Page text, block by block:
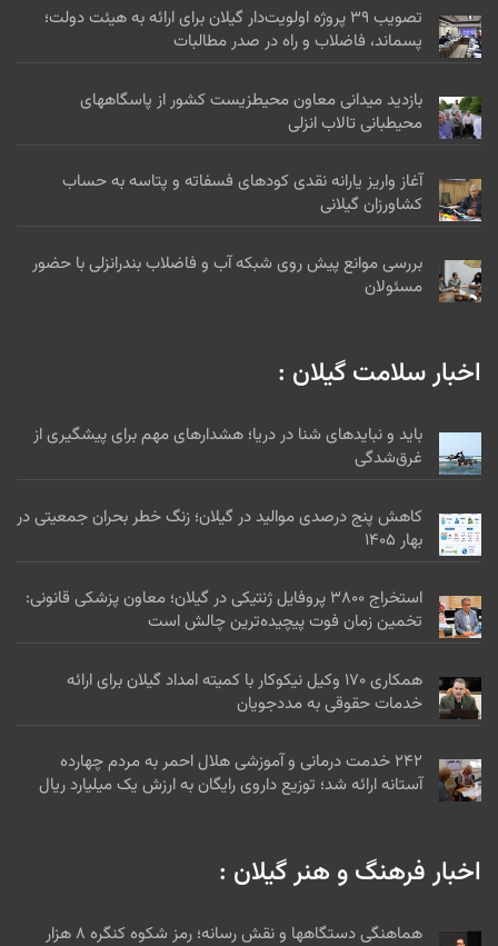
تصویب ۳۹ پروژه اولویت‌دار گیلان برای ارائه به هیئت دولت؛
پسماند، فاضلاب و راه در صدر مطالبات
بازدید میدانی معاون محیطزیست کشور از پاسگاههای
محیطبانی تالاب انزلی
آغاز واریز یارانه نقدی کودهای فسفاته و پتاسه به حساب
کشاورزان گیلانی
بررسی موانع پیش روی شبکه آب و فاضلاب بندرانزلی با حضور
مسئولان
اخبار سلامت گیلان :
باید و نبایدهای شنا در دریا؛ هشدارهای مهم برای پیشگیری از
غرق‌شدگی
کاهش پنج درصدی موالید در گیلان؛ زنگ خطر بحران جمعیتی در
بهار ۱۴۰۵
استخراج ۳۸۰۰ پروفایل ژنتیکی در گیلان؛ معاون پزشکی قانونی:
تخمین زمان فوت پیچیده‌ترین چالش است
همکاری ۱۷۰ وکیل نیکوکار با کمیته امداد گیلان برای ارائه
خدمات حقوقی به مددجویان
۲۴۲ خدمت درمانی و آموزشی هلال احمر به مردم چهارده
آستانه ارائه شد؛ توزیع داروی رایگان به ارزش یک میلیارد ریال
اخبار فرهنگ و هنر گیلان :
هماهنگی دستگاهها و نقش رسانه؛ رمز شکوه کنگره ۸ هزار